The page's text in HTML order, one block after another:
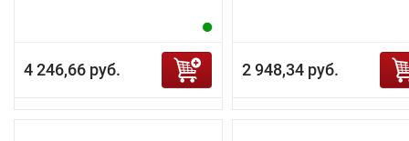
4 246,66 руб. 2 948,34 руб.